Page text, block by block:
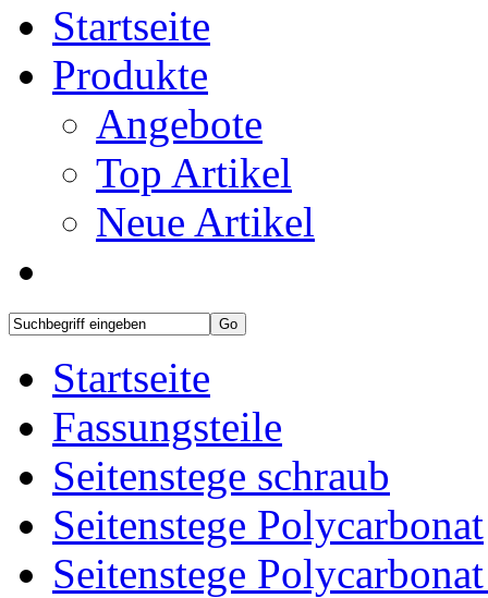
Startseite
Produkte
Angebote
Top Artikel
Neue Artikel
Startseite
Fassungsteile
Seitenstege schraub
Seitenstege Polycarbonat
Seitenstege